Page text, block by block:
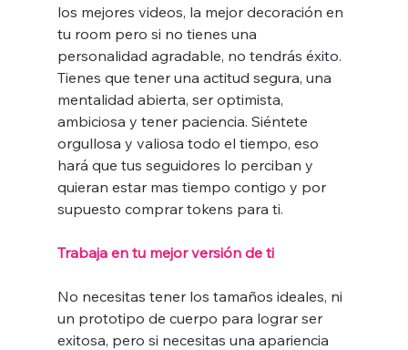
los mejores videos, la mejor decoración en
tu room pero si no tienes una
personalidad agradable, no tendrás éxito.
Tienes que tener una actitud segura, una
mentalidad abierta, ser optimista,
ambiciosa y tener paciencia. Siéntete
orgullosa y valiosa todo el tiempo, eso
hará que tus seguidores lo perciban y
quieran estar mas tiempo contigo y por
supuesto comprar tokens para ti.
Trabaja en tu mejor versión de ti
No necesitas tener los tamaños ideales, ni
un prototipo de cuerpo para lograr ser
exitosa, pero si necesitas una apariencia